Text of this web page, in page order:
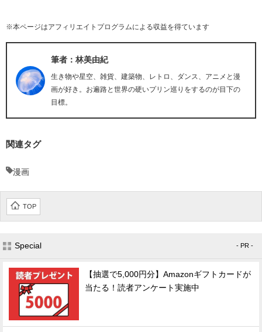
※本ページはアフィリエイトプログラムによる収益を得ています
筆者：林美由紀
生き物や星空、雑貨、建築物、レトロ、ダンス、アニメと漫
画が好き。お遍路と世界の硬いプリン巡りをするのが目下の
目標。
関連タグ
漫画
TOP
Special - PR -
【抽選で5,000円分】Amazonギフトカードが
当たる！読者アンケート実施中